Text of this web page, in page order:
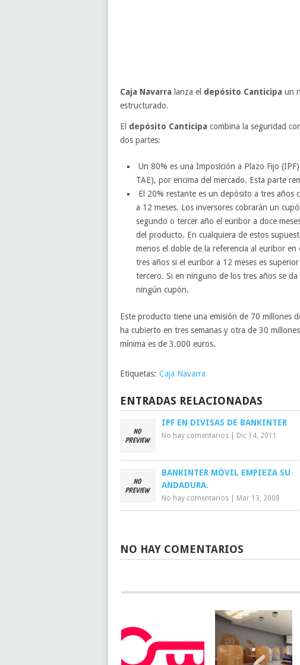
Caja Navarra lanza el depósito Canticipa un
estructurado.
El depósito Canticipa combina la seguridad
dos partes:
Un 80% es una Imposición a Plazo Fijo
TAE), por encima del mercado. Esta parte
El 20% restante es un depósito a tres años
a 12 meses. Los inversores cobrarán un
segundo o tercer año el euribor a doce
del producto. En cualquiera de estos
menos el doble de la referencia al euribor
tres años si el euribor a 12 meses es
tercero. Si en ninguno de los tres años se
ningún cupón.
Este producto tiene una emisión de 70 millones
ha cubierto en tres semanas y otra de 30
mínima es de 3.000 euros.
Etiquetas: Caja Navarra
ENTRADAS RELACIONADAS
IPF EN DIVISAS DE BANKINTER
No hay comentarios Dic 14, 2011
BANKINTER MÓVIL EMPIEZA SU
ANDADURA.
No hay comentarios Mar 13, 2008
NO HAY COMENTARIOS